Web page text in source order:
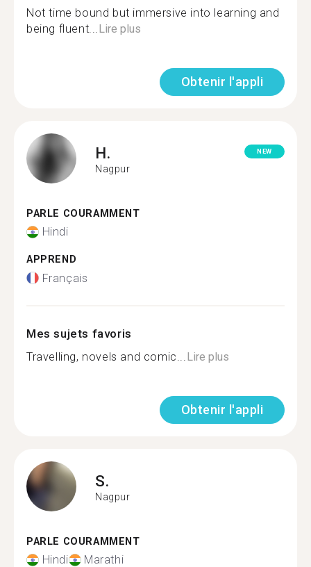
Not time bound but immersive into learning and
being fluent... Lire plus
Obtenir l'appli
H.
Nagpur
NEW
PARLE COURAMMENT
Hindi
APPREND
Français
Mes sujets favoris
Travelling, novels and comic... Lire plus
Obtenir l'appli
S.
Nagpur
PARLE COURAMMENT
Hindi Marathi